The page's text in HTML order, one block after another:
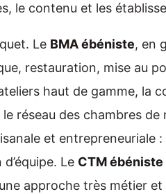
le contenu et les
Le BMA ébéniste, en
restauration, mise au
haut de gamme, la
réseau des chambres
et entrepreneuriale
Le CTM ébéniste
approche très métier